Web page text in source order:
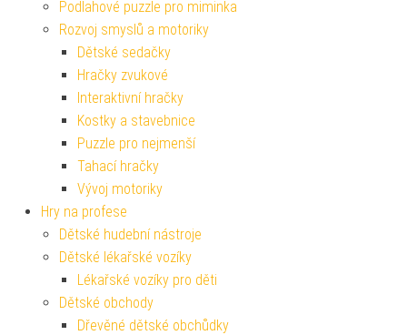
Podlahové puzzle pro miminka
Rozvoj smyslů a motoriky
Dětské sedačky
Hračky zvukové
Interaktivní hračky
Kostky a stavebnice
Puzzle pro nejmenší
Tahací hračky
Vývoj motoriky
Hry na profese
Dětské hudební nástroje
Dětské lékařské vozíky
Lékařské vozíky pro děti
Dětské obchody
Dřevěné dětské obchůdky